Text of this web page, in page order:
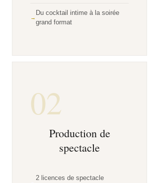
Du cocktail intime à la soirée
grand format
02
Production de
spectacle
2 licences de spectacle